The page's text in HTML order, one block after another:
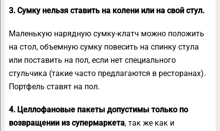
3. Сумку нельзя ставить на колени или на свой стул.
Маленькую нарядную сумку-клатч можно положить
на стол, объемную сумку повесить на спинку стула
или поставить на пол, если нет специального
стульчика (такие часто предлагаются в ресторанах).
Портфель ставят на пол.
4. Целлофановые пакеты допустимы только по
возвращении из супермаркета, так же как и